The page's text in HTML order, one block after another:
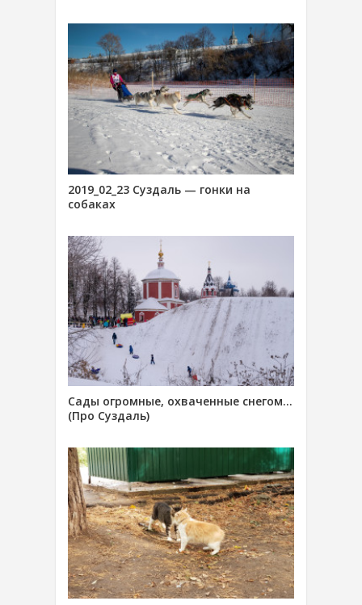
2019_02_23 Суздаль — гонки на
собаках
Сады огромные, охваченные снегом…
(Про Суздаль)